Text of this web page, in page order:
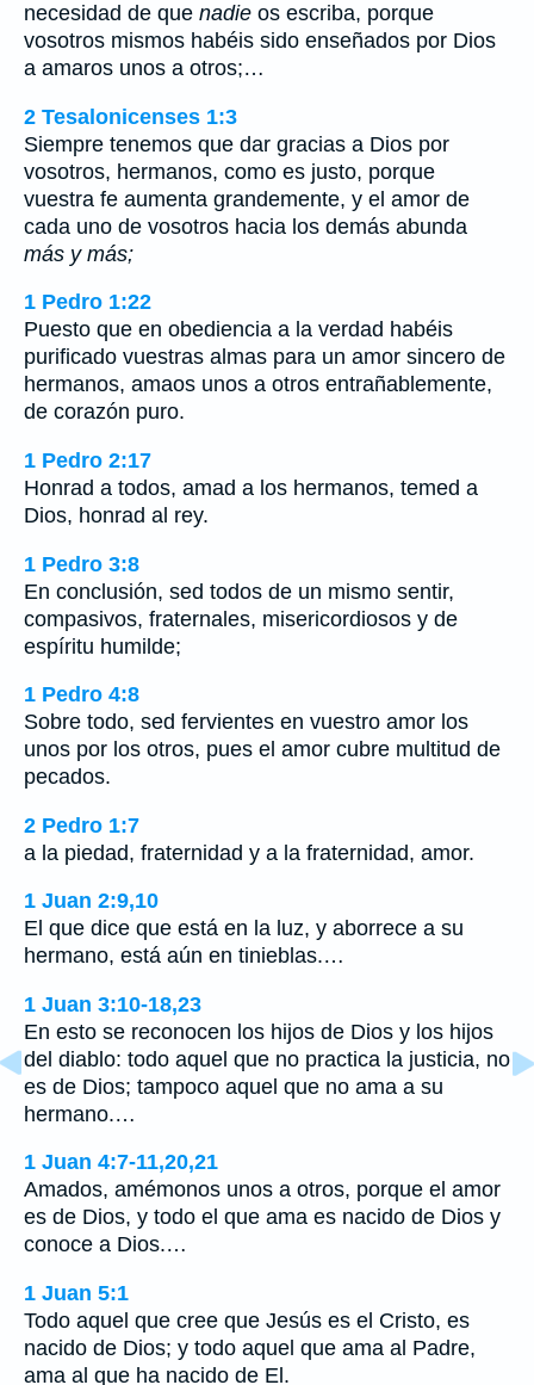
necesidad de que nadie os escriba, porque
vosotros mismos habéis sido enseñados por Dios
a amaros unos a otros;…
2 Tesalonicenses 1:3
Siempre tenemos que dar gracias a Dios por
vosotros, hermanos, como es justo, porque
vuestra fe aumenta grandemente, y el amor de
cada uno de vosotros hacia los demás abunda
más y más;
1 Pedro 1:22
Puesto que en obediencia a la verdad habéis
purificado vuestras almas para un amor sincero de
hermanos, amaos unos a otros entrañablemente,
de corazón puro.
1 Pedro 2:17
Honrad a todos, amad a los hermanos, temed a
Dios, honrad al rey.
1 Pedro 3:8
En conclusión, sed todos de un mismo sentir,
compasivos, fraternales, misericordiosos y de
espíritu humilde;
1 Pedro 4:8
Sobre todo, sed fervientes en vuestro amor los
unos por los otros, pues el amor cubre multitud de
pecados.
2 Pedro 1:7
a la piedad, fraternidad y a la fraternidad, amor.
1 Juan 2:9,10
El que dice que está en la luz, y aborrece a su
hermano, está aún en tinieblas.…
1 Juan 3:10-18,23
En esto se reconocen los hijos de Dios y los hijos
del diablo: todo aquel que no practica la justicia, no
es de Dios; tampoco aquel que no ama a su
hermano.…
1 Juan 4:7-11,20,21
Amados, amémonos unos a otros, porque el amor
es de Dios, y todo el que ama es nacido de Dios y
conoce a Dios.…
1 Juan 5:1
Todo aquel que cree que Jesús es el Cristo, es
nacido de Dios; y todo aquel que ama al Padre,
ama al que ha nacido de El.